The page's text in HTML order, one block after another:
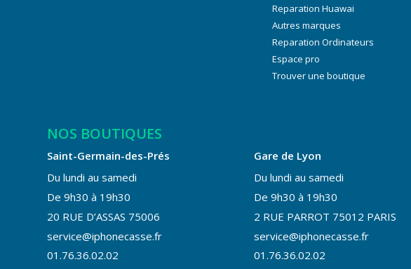
Reparation Huawai
Autres marques
Reparation Ordinateurs
Espace pro
Trouver une boutique
NOS BOUTIQUES
Saint-Germain-des-Prés
Du lundi au samedi
De 9h30 à 19h30
20 RUE D’ASSAS 75006
service@iphonecasse.fr
01.76.36.02.02
Gare de Lyon
Du lundi au samedi
De 9h30 à 19h30
2 RUE PARROT 75012 PARIS
service@iphonecasse.fr
01.76.36.02.02